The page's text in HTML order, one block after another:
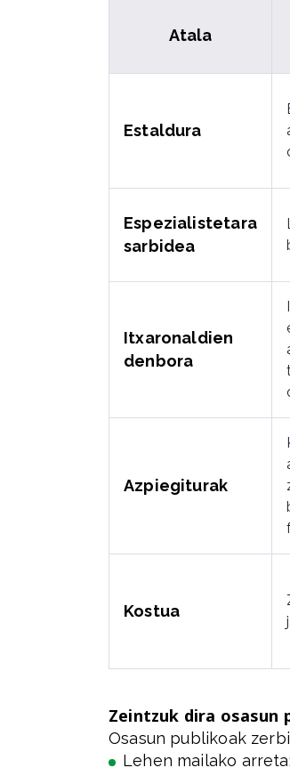
Atala
Estaldura
Espezialistetara
sarbidea
Itxaronaldien
denbora
Azpiegiturak
Kostua
Zeintzuk dira osasun
Osasun publikoak
Lehen mailako